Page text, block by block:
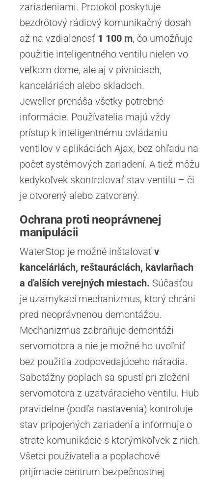
zariadeniami. Protokol poskytuje
bezdrôtový rádiový komunikačný dosah
až na vzdialenosť 1 100 m, čo umožňuje
použitie inteligentného ventilu nielen vo
veľkom dome, ale aj v pivniciach,
kanceláriách alebo skladoch.
Jeweller prenáša všetky potrebné
informácie. Používatelia majú vždy
prístup k inteligentnému ovládaniu
ventilov v aplikáciách Ajax, bez ohľadu na
počet systémových zariadení. A tiež môžu
kedykoľvek skontrolovať stav ventilu – či
je otvorený alebo zatvorený.
Ochrana proti neoprávnenej
manipulácii
WaterStop je možné inštalovať v
kanceláriách, reštauráciách, kaviarňach
a ďalších verejných miestach. Súčasťou
je uzamykací mechanizmus, ktorý chráni
pred neoprávnenou demontážou.
Mechanizmus zabraňuje demontáži
servomotora a nie je možné ho uvoľniť
bez použitia zodpovedajúceho náradia.
Sabotážny poplach sa spustí pri zložení
servomotora z uzatváracieho ventilu. Hub
pravidelne (podľa nastavenia) kontroluje
stav pripojených zariadení a informuje o
strate komunikácie s ktorýmkoľvek z nich.
Všetci používatelia a poplachové
prijímacie centrum bezpečnostnej